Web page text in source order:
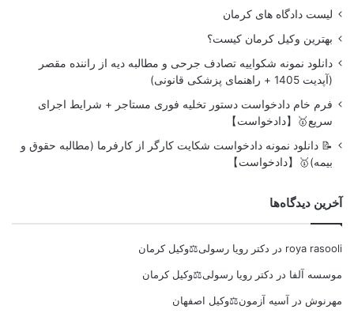
لیست دادگاه های کرمان
بهترین وکیل کرمان کیست؟
دانلود نمونه شکواییه تصادف جرحی و مطالبه دیه از راننده مقصر
(آپدیت 1405 + راهنمای پزشکی قانونی)
فرم خام دادخواست دستور تخلیه فوری مستاجر + شرایط اجرای
سریع🥇【دادخواست】
📝 دانلود نمونه دادخواست شکایت کارگر از کارفرما (مطالبه حقوق و
بیمه)🥇【دادخواست】
آخرین دیدگاه‌ها
roya rasooli در دکتر رویا رسولی⚖️وکیل کرمان
موسسه آلفا در دکتر رویا رسولی⚖️وکیل کرمان
مهرنوش در آسیه آزمون⚖️وکیل اصفهان